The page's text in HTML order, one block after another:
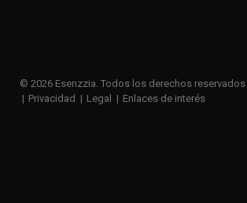
© 2026 Esenzzia. Todos los derechos reservados
Privacidad
Legal Enlaces de interés